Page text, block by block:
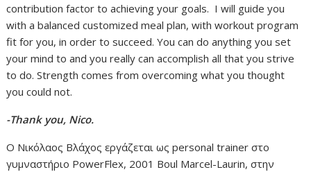
contribution factor to achieving your goals. I will guide you
with a balanced customized meal plan, with workout program
fit for you, in order to succeed. You can do anything you set
your mind to and you really can accomplish all that you strive
to do. Strength comes from overcoming what you thought
you could not.
-Thank you, Nico.
Ο Νικόλαος Βλάχος εργάζεται ως personal trainer στο
γυμναστήριο PowerFlex, 2001 Boul Marcel-Laurin, στην